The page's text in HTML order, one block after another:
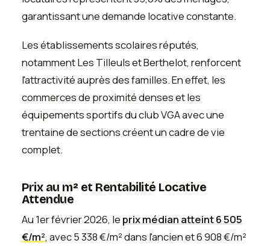
garantissant une demande locative constante.
Les établissements scolaires réputés,
notamment Les Tilleuls et Berthelot, renforcent
l'attractivité auprès des familles. En effet, les
commerces de proximité denses et les
équipements sportifs du club VGA avec une
trentaine de sections créent un cadre de vie
complet.
Prix au m² et Rentabilité Locative
Attendue
Au 1er février 2026, le prix médian atteint 6 505
€/m², avec 5 338 €/m² dans l'ancien et 6 908 €/m²